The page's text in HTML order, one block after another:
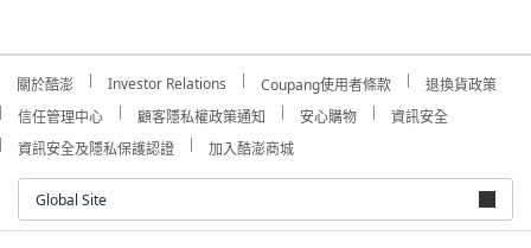
關於酷澎 Investor Relations Coupang使用者條款
退換貨政策
信任管理中心
顧客隱私權政策通知 安心購物
資訊安全
資訊安全及隱私保護認證
加入酷澎商城
Global Site